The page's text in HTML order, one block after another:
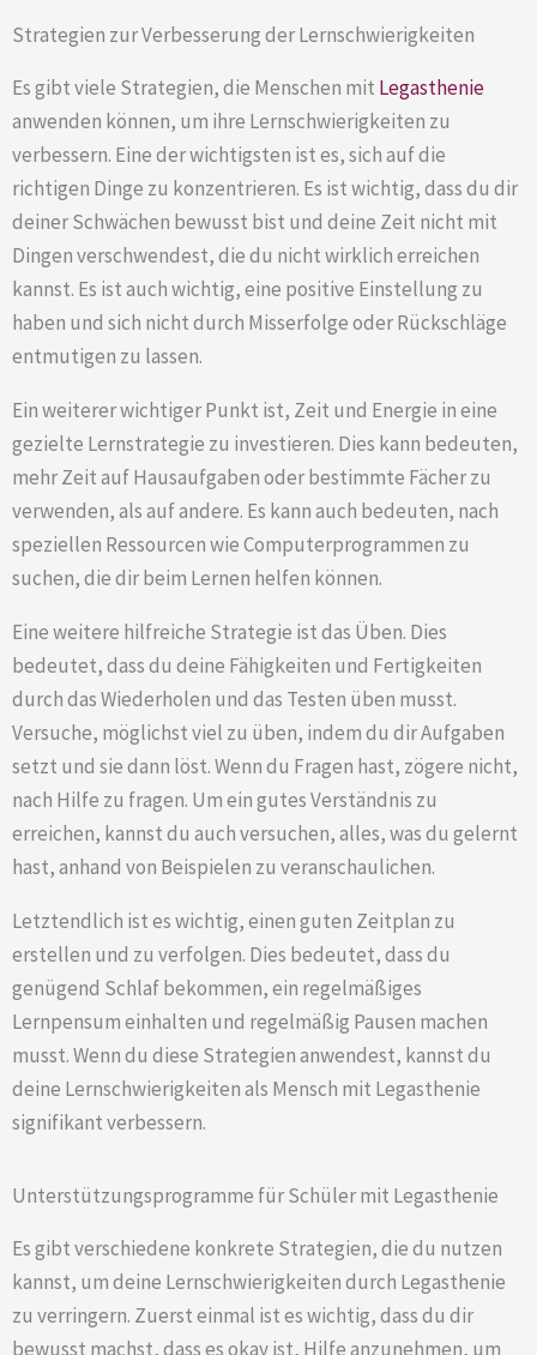
Strategien zur Verbesserung der Lernschwierigkeiten
Es gibt viele Strategien, die Menschen mit Legasthenie
anwenden können, um ihre Lernschwierigkeiten zu
verbessern. Eine der wichtigsten ist es, sich auf die
richtigen Dinge zu konzentrieren. Es ist wichtig, dass du dir
deiner Schwächen bewusst bist und deine Zeit nicht mit
Dingen verschwendest, die du nicht wirklich erreichen
kannst. Es ist auch wichtig, eine positive Einstellung zu
haben und sich nicht durch Misserfolge oder Rückschläge
entmutigen zu lassen.
Ein weiterer wichtiger Punkt ist, Zeit und Energie in eine
gezielte Lernstrategie zu investieren. Dies kann bedeuten,
mehr Zeit auf Hausaufgaben oder bestimmte Fächer zu
verwenden, als auf andere. Es kann auch bedeuten, nach
speziellen Ressourcen wie Computerprogrammen zu
suchen, die dir beim Lernen helfen können.
Eine weitere hilfreiche Strategie ist das Üben. Dies
bedeutet, dass du deine Fähigkeiten und Fertigkeiten
durch das Wiederholen und das Testen üben musst.
Versuche, möglichst viel zu üben, indem du dir Aufgaben
setzt und sie dann löst. Wenn du Fragen hast, zögere nicht,
nach Hilfe zu fragen. Um ein gutes Verständnis zu
erreichen, kannst du auch versuchen, alles, was du gelernt
hast, anhand von Beispielen zu veranschaulichen.
Letztendlich ist es wichtig, einen guten Zeitplan zu
erstellen und zu verfolgen. Dies bedeutet, dass du
genügend Schlaf bekommen, ein regelmäßiges
Lernpensum einhalten und regelmäßig Pausen machen
musst. Wenn du diese Strategien anwendest, kannst du
deine Lernschwierigkeiten als Mensch mit Legasthenie
signifikant verbessern.
Unterstützungsprogramme für Schüler mit Legasthenie
Es gibt verschiedene konkrete Strategien, die du nutzen
kannst, um deine Lernschwierigkeiten durch Legasthenie
zu verringern. Zuerst einmal ist es wichtig, dass du dir
bewusst machst, dass es okay ist, Hilfe anzunehmen, um